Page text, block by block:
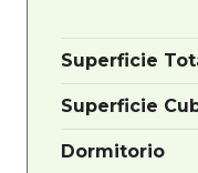
Superficie
Superficie
Dormitorio